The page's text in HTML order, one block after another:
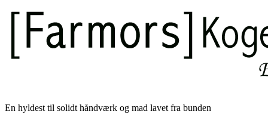
Skip
content
En hyldest til solidt håndværk og mad lavet fra bunden